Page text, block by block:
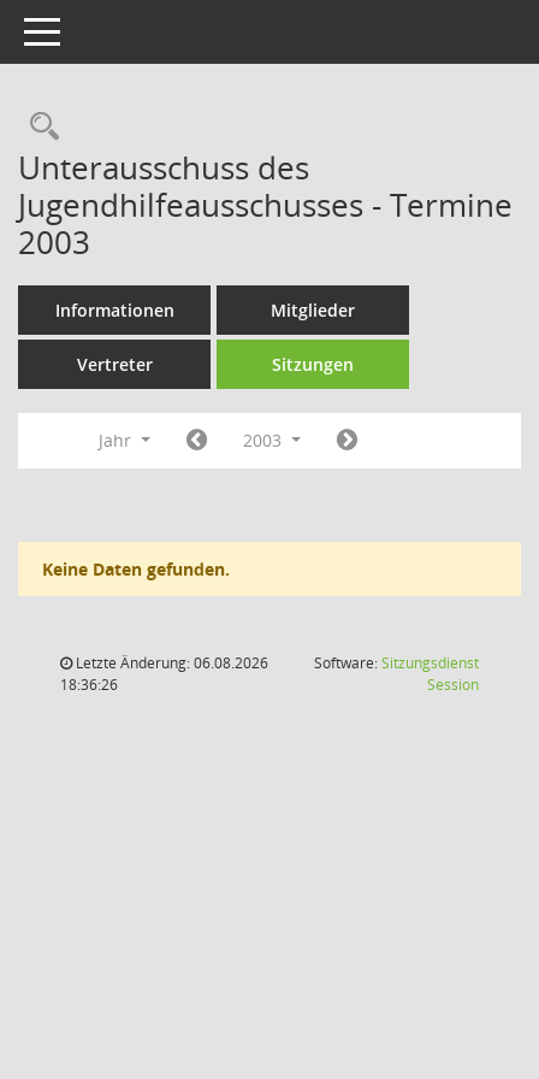
Toggle navigation
Rechercheauswahl
Unterausschuss des
Jugendhilfeausschusses - Termine
2003
Informationen Mitglieder
Vertreter Sitzungen
Jahr 2003
Keine Daten gefunden.
Letzte Änderung: 06.08.2026
18:36:26
Software:Sitzungsdienst
Session(Wird in